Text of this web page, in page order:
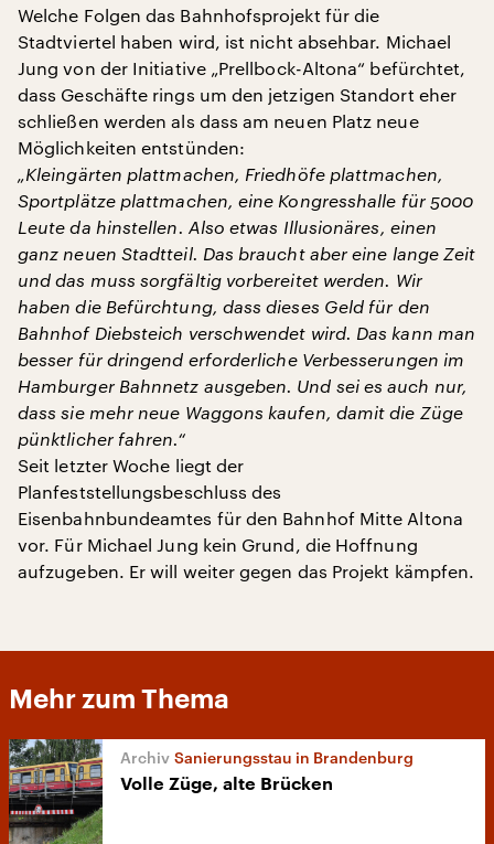
Welche Folgen das Bahnhofsprojekt für die
Stadtviertel haben wird, ist nicht absehbar. Michael
Jung von der Initiative „Prellbock-Altona“ befürchtet,
dass Geschäfte rings um den jetzigen Standort eher
schließen werden als dass am neuen Platz neue
Möglichkeiten entstünden:
„Kleingärten plattmachen, Friedhöfe plattmachen,
Sportplätze plattmachen, eine Kongresshalle für 5000
Leute da hinstellen. Also etwas Illusionäres, einen
ganz neuen Stadtteil. Das braucht aber eine lange Zeit
und das muss sorgfältig vorbereitet werden. Wir
haben die Befürchtung, dass dieses Geld für den
Bahnhof Diebsteich verschwendet wird. Das kann man
besser für dringend erforderliche Verbesserungen im
Hamburger Bahnnetz ausgeben. Und sei es auch nur,
dass sie mehr neue Waggons kaufen, damit die Züge
pünktlicher fahren.“
Seit letzter Woche liegt der
Planfeststellungsbeschluss des
Eisenbahnbundeamtes für den Bahnhof Mitte Altona
vor. Für Michael Jung kein Grund, die Hoffnung
aufzugeben. Er will weiter gegen das Projekt kämpfen.
Mehr zum Thema
Sanierungsstau in Brandenburg
Volle Züge, alte Brücken